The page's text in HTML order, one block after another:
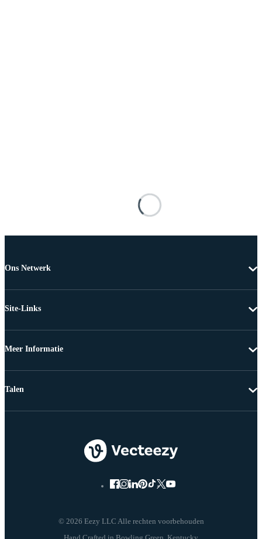
Ons Netwerk
Site-Links
Meer Informatie
© 2026 Eezy LLC Alle rechten voorbehouden
Talen